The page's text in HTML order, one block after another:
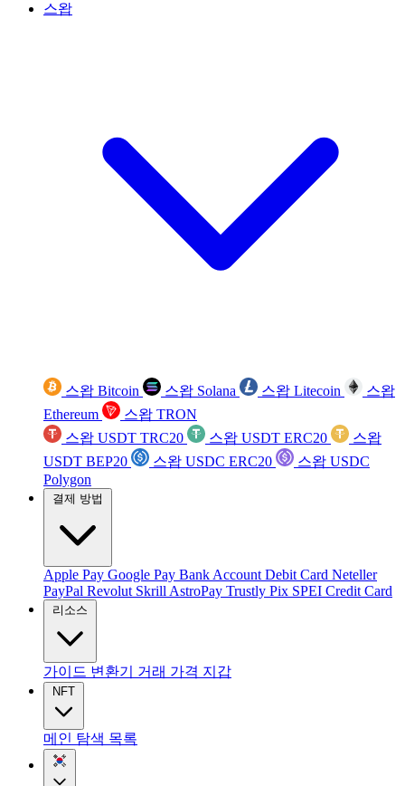
스왑
스왑 Bitcoin 스왑 Solana 스왑 Litecoin
스왑
Ethereum
스왑 TRON
스왑 USDT TRC20
스왑 USDT ERC20
스왑
USDT BEP20
스왑 USDC ERC20
스왑 USDC
Polygon
결제 방법
Apple Pay Google Pay Bank Account Debit Card Neteller
PayPal Revolut Skrill AstroPay Trustly Pix SPEI Credit Card
리소스
가이드 변환기 거래 가격 지갑
NFT
메인 탐색 목록